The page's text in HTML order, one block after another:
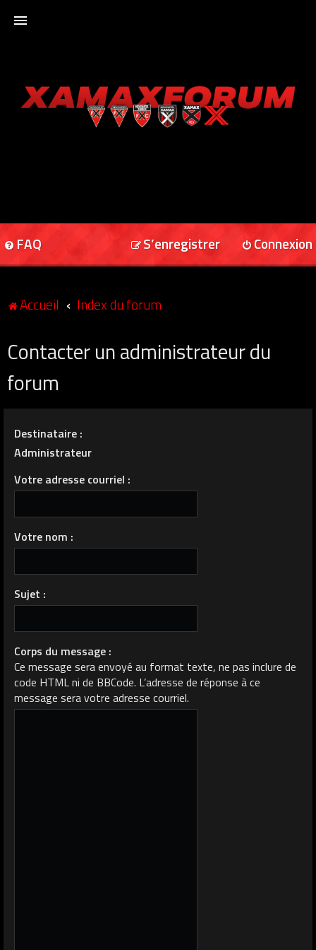
XAMAXFORUM
FAQ Connexion
S’enregistrer
Accueil Index du forum
Contacter un administrateur du
forum
Destinataire :
Administrateur
Votre adresse courriel :
Votre nom :
Sujet :
Corps du message :
Ce message sera envoyé au format texte, ne pas inclure de
code HTML ni de BBCode. L’adresse de réponse à ce
message sera votre adresse courriel.